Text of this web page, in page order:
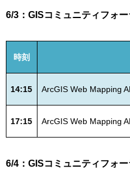
6/3：GISコミュニティフォー
時刻
14:15 ArcGIS Web Mapping
17:15 ArcGIS Web Mapping
6/4：GISコミュニティフォー